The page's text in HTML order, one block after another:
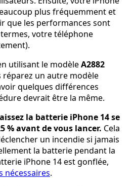
plus fréquemment et
que les performances sont
votre téléphone
utilisant le modèleA2882
réparez un autre modèle
quelques différences
devrait être la même.
la batterie iPhone 14 se
% avant de vous lancer. Cela
un incendie si jamais
la batterie pendant la
iPhone 14 est gonflée,
nécessaires.